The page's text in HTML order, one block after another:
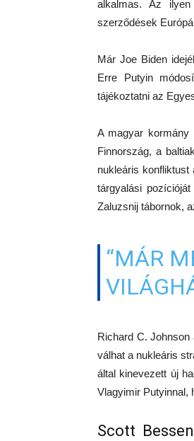
alkalmas. Az
szerződések
Már Joe Biden
Erre Putyin
tájékoztatni az
A magyar kormány
Finnország, a
nukleáris
tárgyalási
Zaluzsnij tábornok,
“MÁR
Richard C.
válhat a nukleáris
által kinevezett új
Vlagyimir Putyinnal,
Scott